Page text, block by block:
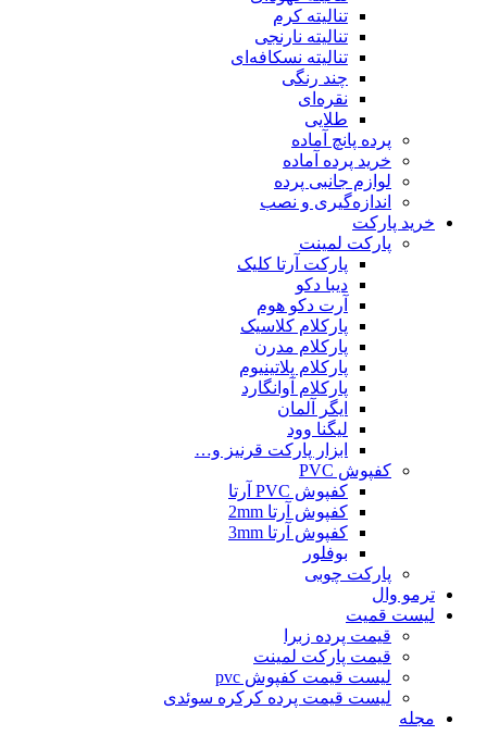
تنالیته کرم
تنالیته نارنجی
تنالیته نسکافه‌ای
چند رنگی
نقره‌ای
طلایی
پرده پانچ آماده
خرید پرده آماده
لوازم جانبی پرده
اندازه‌گیری و نصب
خرید پارکت
پارکت لمینت
پارکت آرتا کلیک
دیبا دکو
آرت دکو هوم
پارکلام کلاسیک
پارکلام مدرن
پارکلام پلاتینیوم
پارکلام آوانگارد
ایگر آلمان
لیگنا وود
ابزار پارکت قرنیز و…
کفپوش PVC
کفپوش PVC آرتا
کفپوش آرتا 2mm
کفپوش آرتا 3mm
بوفلور
پارکت چوبی
ترمو وال
لیست قمیت
قیمت پرده زبرا
قیمت پارکت لمینت
لیست قیمت کفپوش pvc
لیست قیمت پرده کرکره سوئدی
مجله